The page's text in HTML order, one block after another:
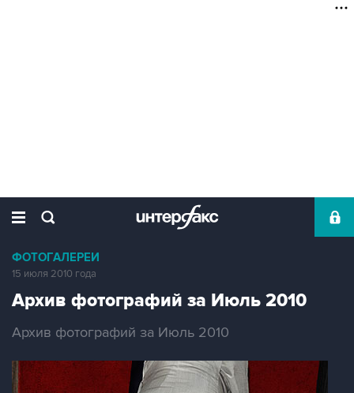
ФОТОГАЛЕРЕИ
15 июля 2010 года
Архив фотографий за Июль 2010
Архив фотографий за Июль 2010